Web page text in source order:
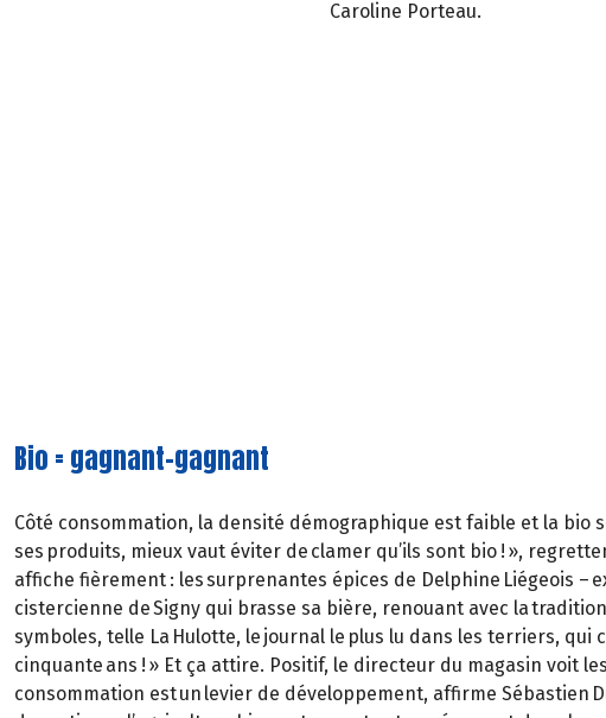
Caroline Porteau.
Bio = gagnant-gagnant
Côté consommation, la densité démographique est faible et la bio
ses produits, mieux vaut éviter de clamer qu’ils sont bio ! »,
affiche fièrement : les surprenantes épices de Delphine Liégeois –
cistercienne de Signy qui brasse sa bière, renouant avec la
symboles, telle La Hulotte, le journal le plus lu dans les terriers, qui
cinquante ans ! » Et ça attire. Positif, le directeur du magasin voit
consommation est un levier de développement, affirme Sébastien